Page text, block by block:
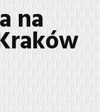
na